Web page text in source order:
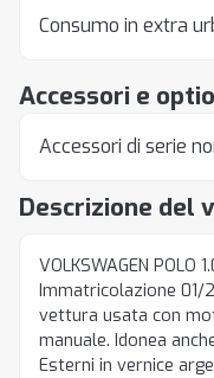
Descrizione del
VOLKSWAGEN POLO
Immatricolazione 01/
vettura usata con
manuale. Idonea
Esterni in vernice
Accessori e
Accessori di serie
Consumo in extra